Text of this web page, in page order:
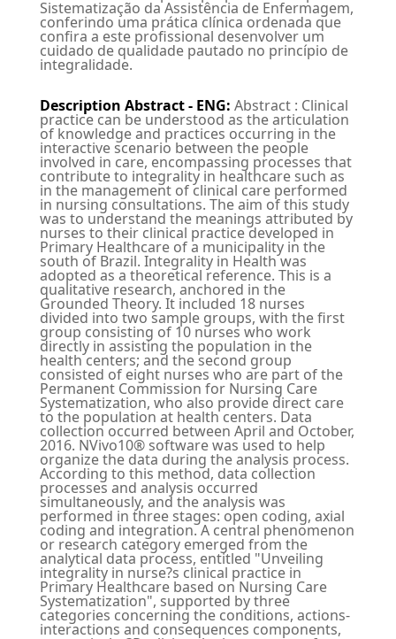
Sistematização da Assistência de Enfermagem,
conferindo uma prática clínica ordenada que
confira a este profissional desenvolver um
cuidado de qualidade pautado no princípio de
integralidade.
Description Abstract - ENG: Abstract : Clinical
practice can be understood as the articulation
of knowledge and practices occurring in the
interactive scenario between the people
involved in care, encompassing processes that
contribute to integrality in healthcare such as
in the management of clinical care performed
in nursing consultations. The aim of this study
was to understand the meanings attributed by
nurses to their clinical practice developed in
Primary Healthcare of a municipality in the
south of Brazil. Integrality in Health was
adopted as a theoretical reference. This is a
qualitative research, anchored in the
Grounded Theory. It included 18 nurses
divided into two sample groups, with the first
group consisting of 10 nurses who work
directly in assisting the population in the
health centers; and the second group
consisted of eight nurses who are part of the
Permanent Commission for Nursing Care
Systematization, who also provide direct care
to the population at health centers. Data
collection occurred between April and October,
2016. NVivo10® software was used to help
organize the data during the analysis process.
According to this method, data collection
processes and analysis occurred
simultaneously, and the analysis was
performed in three stages: open coding, axial
coding and integration. A central phenomenon
or research category emerged from the
analytical data process, entitled "Unveiling
integrality in nurse?s clinical practice in
Primary Healthcare based on Nursing Care
Systematization", supported by three
categories concerning the conditions, actions-
interactions and consequences components,